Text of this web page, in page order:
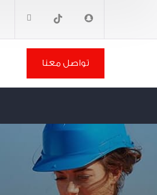
تواصل معنا